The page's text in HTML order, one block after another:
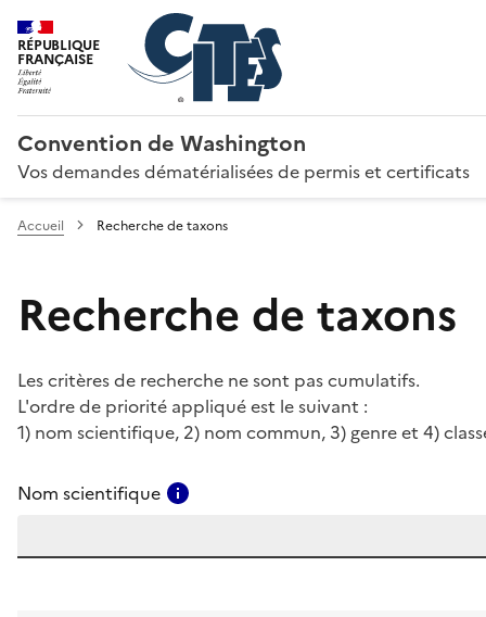
RÉPUBLIQUE
FRANÇAISE
Convention de Washington
Vos demandes dématérialisées de permis et certificats
Accueil Recherche de taxons
Recherche de taxons
Les critères de recherche ne sont pas cumulatifs.
L'ordre de priorité appliqué est le suivant :
1) nom scientifique, 2) nom commun, 3) genre et 4)
Nom scientifique